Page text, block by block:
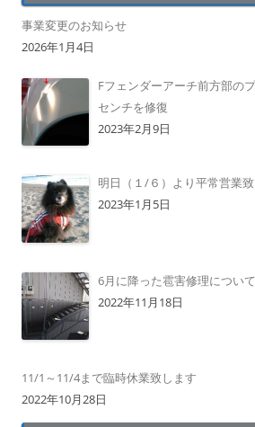
事業変更のお知らせ
2026年1月4日
Fフェンダーアーチ前方部の
センチを修復
2023年2月9日
明日（１/６）より平常営業
2023年1月5日
6月に降った雹害修理について
2022年11月18日
11/1～11/4まで臨時休業致します
2022年10月28日